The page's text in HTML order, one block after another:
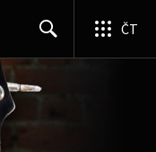
Search
ČT